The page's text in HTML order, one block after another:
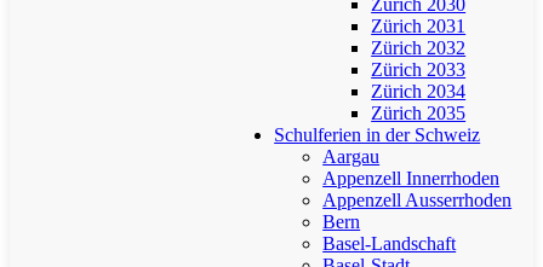
Zürich 2030
Zürich 2031
Zürich 2032
Zürich 2033
Zürich 2034
Zürich 2035
Schulferien in der Schweiz
Aargau
Appenzell Innerrhoden
Appenzell Ausserrhoden
Bern
Basel-Landschaft